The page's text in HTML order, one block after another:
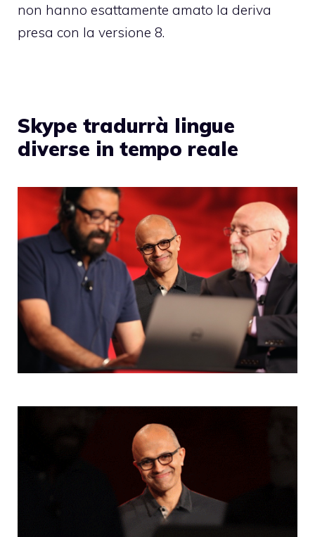
non hanno esattamente amato la deriva
presa con la versione 8.
Skype tradurrà lingue
diverse in tempo reale